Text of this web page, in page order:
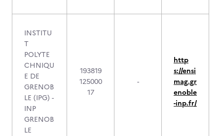
INSTITU
T
POLYTE
CHNIQU
E DE
GRENOB
LE (IPG) -
INP
GRENOB
LE
193819
125000
17
-
http
s://ensi
mag.gr
enoble
-inp.fr/